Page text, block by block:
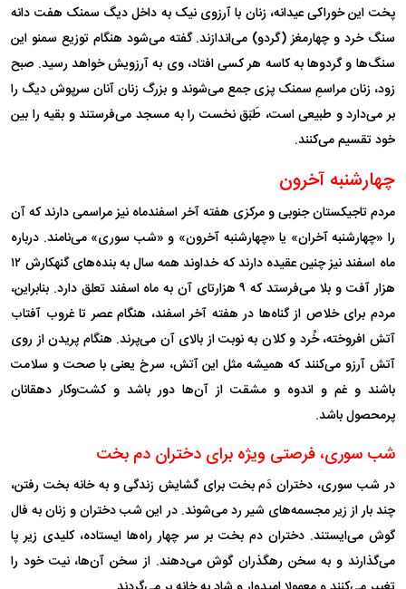
پخت این خوراکی عیدانه، زنان با آرزوی نیک به داخل دیگ سمنک هفت دانه
سنگ خرد و چهارمغز (گردو) می‌اندازند. گفته می‌شود هنگام توزیع سمنو این
سنگ‌ها و گردو‌ها به کاسه هر کسی افتاد، وی به آرزویش خواهد رسید. صبح
زود، زنان مراسمِ سمنک پزی جمع می‌شوند و بزرگ زنان آنان سرپوش دیگ را
بر می‌دارد و طبیعی است، طَبَق نخست را به مسجد می‌فرستند و بقیه را بین
خود تقسیم می‌کنند.
چهارشنبه آخرون
مردم تاجیکستان جنوبی و مرکزی هفته آخر اسفندماه نیز مراسمی دارند که آن
را «چهارشنبه آخران» یا «چهارشنبه آخرون» و «شب سوری» می‌نامند. درباره
ماه اسفند نیز چنین عقیده دارند که خداوند همه سال به بنده‌های گنهکارش ۱۲
هزار آفت و بلا می‌فرستد که ۹ هزارتای آن به ماه اسفند تعلق دارد. بنابراین،
مردم برای خلاص از گناه‌ها در هفته آخر اسفند، هنگام عصر تا غروب آفتاب
آتش افروخته، خُرد و کلان به نوبت از بالای آن می‌پرند. هنگام پریدن از روی
آتش آرزو می‌کنند که همیشه مثل این آتش، سرخ یعنی با صحت و سلامت
باشند و غم و اندوه و مشقت از آن‌ها دور باشد و کشت‌وکار دهقانان
پرمحصول باشد.
شب سوری، فرصتی ویژه برای دختران دم بخت
در شب سوری، دختران دَم بخت برای گشایش زندگی و به خانه بخت رفتن،
چند بار از زیر مجسمه‌های شیر رد می‌شوند. در این شب دختران و زنان به فال
گوش می‌ایستند. دختران دم بخت بر سر چهار راه‌ها ایستاده، کلیدی زیر پا
می‌گذارند و به سخن رهگذران گوش می‌دهند. از سخن آن‌ها، نیت خود را